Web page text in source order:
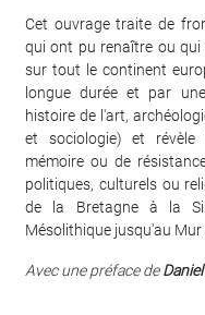
Cet ouvrage traite de
qui ont pu renaître ou qui
sur tout le continent
longue durée et par
histoire de l'art,
et sociologie) et révèle
mémoire ou de
politiques, culturels ou
de la Bretagne à la
Mésolithique jusqu'au Mur
Avec une préface de